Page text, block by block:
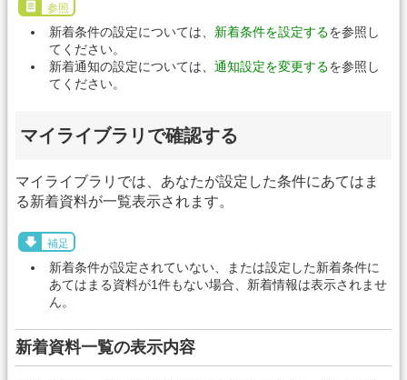
参照
新着条件の設定については、 新着条件を設定するを参照し
てください。
新着通知の設定については、 通知設定を変更するを参照し
てください。
マイライブラリで確認する
マイライブラリでは、あなたが設定した条件にあてはま
る新着資料が一覧表示されます。
補足
新着条件が設定されていない、または設定した新着条件に
あてはまる資料が1件もない場合、新着情報は表示されませ
ん。
新着資料一覧の表示内容